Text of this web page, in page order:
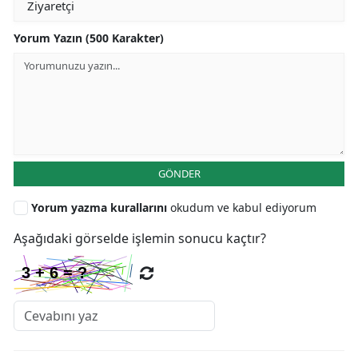
Yorum Yazın (500 Karakter)
GÖNDER
Yorum yazma kurallarını okudum ve kabul ediyorum
Aşağıdaki görselde işlemin sonucu kaçtır?